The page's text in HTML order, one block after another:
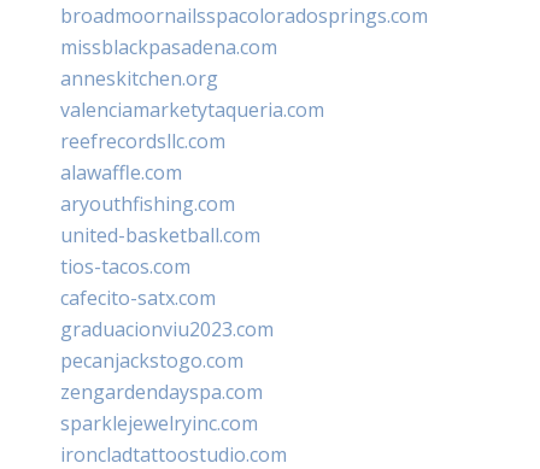
broadmoornailsspacoloradosprings.com
missblackpasadena.com
anneskitchen.org
valenciamarketytaqueria.com
reefrecordsllc.com
alawaffle.com
aryouthfishing.com
united-basketball.com
tios-tacos.com
cafecito-satx.com
graduacionviu2023.com
pecanjackstogo.com
zengardendayspa.com
sparklejewelryinc.com
ironcladtattoostudio.com